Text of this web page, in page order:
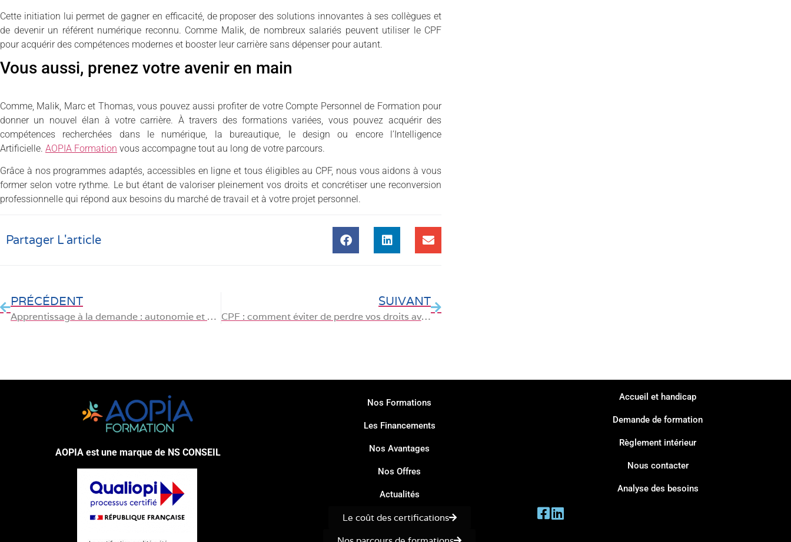
Cette initiation lui permet de gagner en efficacité, de proposer des solutions innovantes à ses collègues et
de devenir un référent numérique reconnu. Comme Malik, de nombreux salariés peuvent utiliser le CPF
pour acquérir des compétences modernes et booster leur carrière sans dépenser pour autant.
Vous aussi, prenez votre avenir en main
Comme, Malik, Marc et Thomas, vous pouvez aussi profiter de votre Compte Personnel de Formation pour
donner un nouvel élan à votre carrière. À travers des formations variées, vous pouvez acquérir des
compétences recherchées dans le numérique, la bureautique, le design ou encore l’Intelligence
Artificielle. AOPIA Formation vous accompagne tout au long de votre parcours.
Grâce à nos programmes adaptés, accessibles en ligne et tous éligibles au CPF, nous vous aidons à vous
former selon votre rythme. Le but étant de valoriser pleinement vos droits et concrétiser une reconversion
professionnelle qui répond aux besoins du marché de travail et à votre projet personnel.
Partager L'article
PRÉCÉDENT
Apprentissage à la demande : autonomie et accès direc aux formations en ligne
SUIVANT
CPF : comment éviter de perdre vos droits avant la fin de l’année
AOPIA est une marque de NS CONSEIL
Nos Formations
Les Financements
Nos Avantages
Nos Offres
Actualités
Le coût des certifications
Accueil et handicap
Demande de formation
Règlement intérieur
Nous contacter
Analyse des besoins